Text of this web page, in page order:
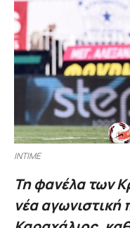
INTIME
Τη φανέλα των
νέα